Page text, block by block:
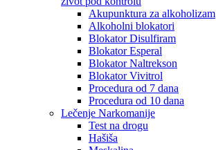
Akupunktura za alkoholizam
Alkoholni blokatori
Blokator Disulfiram
Blokator Esperal
Blokator Naltrekson
Blokator Vivitrol
Procedura od 7 dana
Procedura od 10 dana
Lečenje Narkomanije
Test na drogu
Hašiša